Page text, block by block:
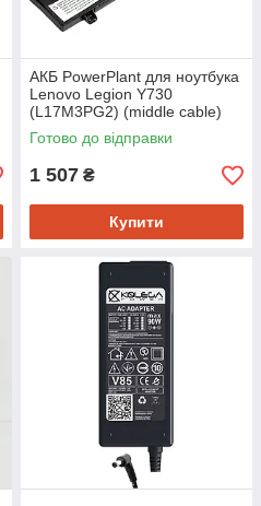
АКБ PowerPlant для ноутбука
Lenovo Legion Y730
(L17M3PG2) (middle cable)
11.4V 4800mAh (NB481798)
Готово до відправки
1 507 ₴
Купити